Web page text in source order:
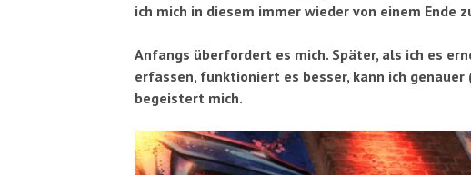
ich mich in diesem immer wieder von einem Ende
Anfangs überfordert es mich. Später, als ich es
erfassen, funktioniert es besser, kann ich genauer
begeistert mich.